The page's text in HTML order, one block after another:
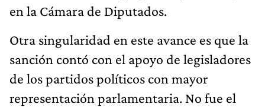
en la Cámara de Diputados.
Otra singularidad en este avance es que la
sanción contó con el apoyo de legisladores
de los partidos políticos con mayor
representación parlamentaria. No fue el